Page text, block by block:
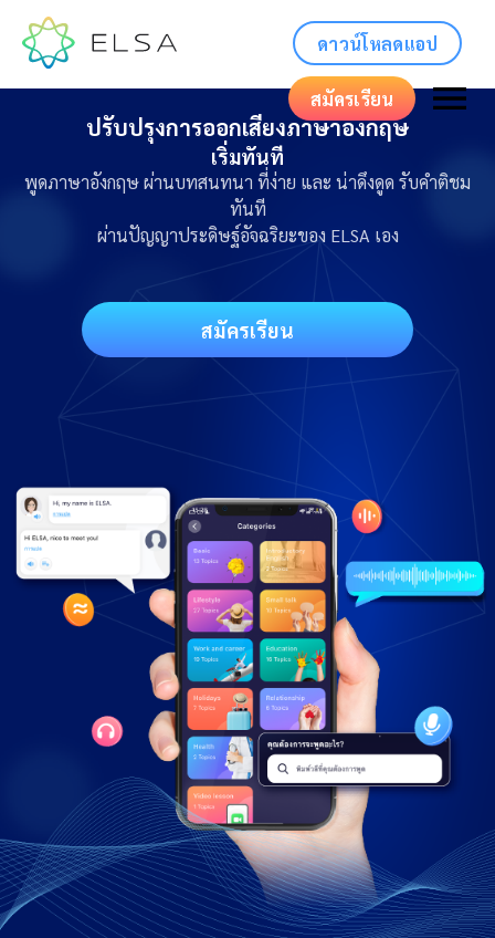
ดาวน์โหลดแอป
สมัครเรียน
ปรับปรุงการออกเสียงภาษาอังกฤษ
เริ่มทันที
พูดภาษาอังกฤษ ผ่านบทสนทนา ที่ง่าย และ น่าดึงดูด รับคำติชม
ทันที
ผ่านปัญญาประดิษฐ์อัจฉริยะของ ELSA เอง
สมัครเรียน